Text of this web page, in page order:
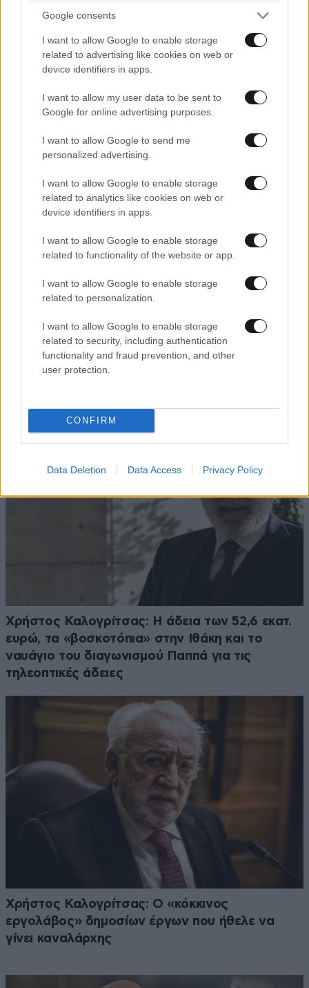
Google consents
I want to allow Google to enable storage
related to advertising like cookies on web or
device identifiers in apps.
I want to allow my user data to be sent to
Google for online advertising purposes.
I want to allow Google to send me
personalized advertising.
I want to allow Google to enable storage
related to analytics like cookies on web or
device identifiers in apps.
I want to allow Google to enable storage
related to functionality of the website or app.
I want to allow Google to enable storage
related to personalization.
I want to allow Google to enable storage
related to security, including authentication
functionality and fraud prevention, and other
user protection.
CONFIRM
Data Deletion Data Access Privacy Policy
τόσο η ίδια όσο και άλλα θύματα ακόμα χρειάζονται
αναγνώριση. «Θέλουμε να λάβουμε κανονική
λεφτά. Θέλουμε δικαιοσύνη για όσα συνέβησαν»
εξηγεί. «Ήταν ρατσιστικό να πιστεύει κάποιος πως
μπορεί να βάζει στο στόχαστρο τις φτωχότερες και
πιο ευάλωτες κοινωνικές ομάδες και να λαμβάνει
να αντιμετωπίζει κανείς με αυτόν τον τρόπο τις
γυναίκες τον 21ο αιώνα; Παραβίασαν τα ανθρώπινα
εμείς οι ίδιες το μέλλον μας» καταλήγει.
Δείτε όλα
τα θέματα του Weekend
ΠΕΡΙΣΣΟΤΕΡΑ STORIES
Χρήστος Καλογρίτσας: Η άδεια των 52,6 εκατ.
ευρώ, τα «βοσκοτόπια» στην Ιθάκη και το
ναυάγιο του διαγωνισμού Παππά για τις
τηλεοπτικές άδειες
Χρήστος Καλογρίτσας: Ο «κόκκινος
εργολάβος» δημοσίων έργων που ήθελε να
γίνει καναλάρχης